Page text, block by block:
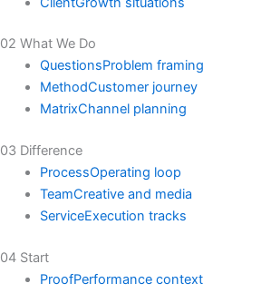
02 What We Do
QuestionsProblem framing
MethodCustomer journey
MatrixChannel planning
03 Difference
ProcessOperating loop
TeamCreative and media
ServiceExecution tracks
04 Start
ProofPerformance context